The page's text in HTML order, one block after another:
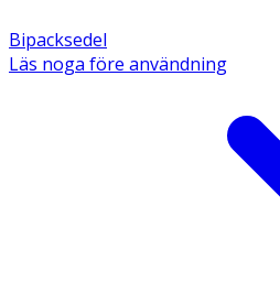
Bipacksedel
Läs noga före användning